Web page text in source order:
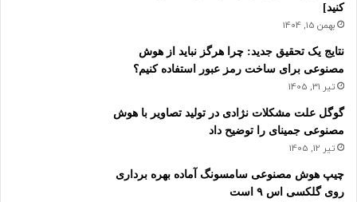
کنید]
بهمن 15, 1404
نتایج یک تحقیق جدید: چرا هرگز نباید از هوش
مصنوعی برای ساخت رمز عبور استفاده کنیم؟
تیر 31, 1405
گوگل علت مشکلات نژادی در تولید تصاویر با هوش
مصنوعی جمینای را توضیح داد
تیر 12, 1405
چیپ هوش مصنوعی سامسونگ آماده بهره برداری
روی گلکسی اس ۹ است